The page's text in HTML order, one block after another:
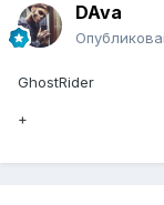
DAva
GhostRider
+